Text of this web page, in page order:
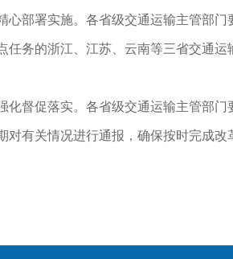
部署实施。各省级交通运输主管部门
任务的浙江、江苏、云南等三省交通
督促落实。各省级交通运输主管部门
对有关情况进行通报，确保按时完成改